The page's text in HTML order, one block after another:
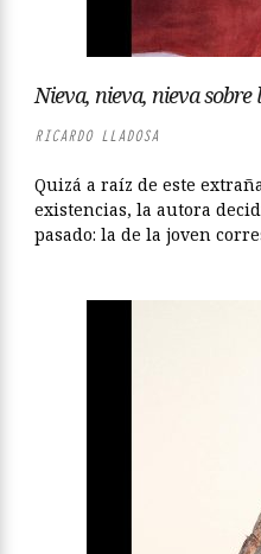
Nieva, nieva, nieva sobre
RICARDO LLADOSA
Quizá a raíz de este
existencias, la autora
pasado: la de la joven